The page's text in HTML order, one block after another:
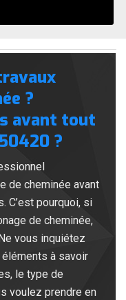
?
avant tout
?
de cheminée avant
C’est pourquoi, si
de cheminée,
vous inquiétez
à savoir
le type de
voulez prendre en